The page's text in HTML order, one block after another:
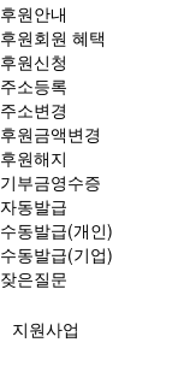
후원안내
후원회원 혜택
후원신청
주소등록
주소변경
후원금액변경
후원해지
기부금영수증
자동발급
수동발급(개인)
수동발급(기업)
잦은질문
지원사업